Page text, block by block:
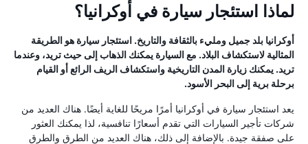
لماذا استئجار سيارة في أوكرانيا؟
أوكرانيا بلد جميل ومليء بالثقافة والتاريخ. استئجار سيارة هو الطريقة
المثالية لاستكشاف البلاد. مع السيارة يمكنك الذهاب إلى حيث تريد، وعندما
تريد. يمكنك زيارة المدن التاريخية واستكشاف الريف الرائع أو القيام
برحلة برية إلى البحر الأسود.
يعد استئجار سيارة في أوكرانيا أمرًا مريحًا للغاية أيضًا. هناك العديد من
شركات تأجير السيارات التي تقدم أسعارًا تنافسية، لذا يمكنك العثور
على صفقة جيدة. بالإضافة إلى ذلك، هناك العديد من الطرق والطرق